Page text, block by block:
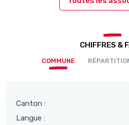
CHIFFRES &
COMMUNE
Canton :
Langue :